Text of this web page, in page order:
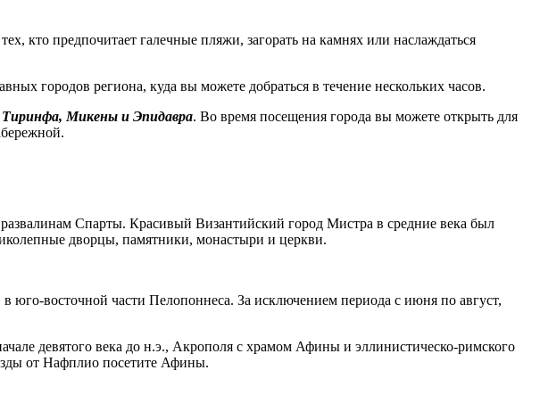
кто предпочитает галечные пляжи, загорать на камнях или наслаждаться
городов региона, куда вы можете добраться в течение нескольких часов.
Тиринфа, Микены и Эпидавра. Во время посещения города вы можете открыть для
Спарты. Красивый Византийский город Мистра в средние века был
дворцы, памятники, монастыри и церкви.
юго-восточной части Пелопоннеса. За исключением периода с июня по август,
девятого века до н.э., Акрополя с храмом Афины и эллинистическо-римского
от Нафплио посетите Афины.